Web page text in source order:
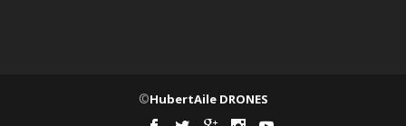
©HubertAile DRONES